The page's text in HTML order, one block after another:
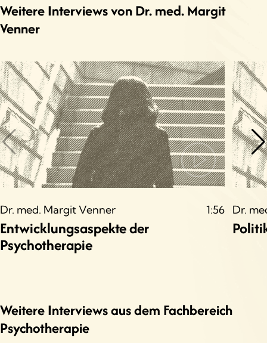
Weitere Interviews von Dr. med. Margit
Venner
Dr. med. Margit Venner 1:56
Entwicklungsaspekte der
Psychotherapie
Dr.
Weitere Interviews aus dem Fachbereich
Psychotherapie